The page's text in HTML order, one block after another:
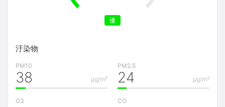
優
汙染物
PM10
μg/m³
38
PM2.5
μg/m³
24
O3
CO